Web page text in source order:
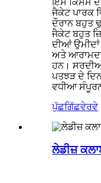
ਇਸ ਕਿਸਮ
ਜੈਕੇਟ ਪਾਰਕ
ਦੌਰਾਨ ਬਹੁਤ
ਜੈਕੇਟ ਬਹੁਤ
ਦੀਆਂ ਉਮੀਦਾਂ
ਅਤੇ
ਹਨ।
ਪਤਝੜ ਦੇ
ਵਧੀਆ
ਪੁੱਛਗਿੱਛਵੇਰਵੇ
ਲੇਡੀਜ਼